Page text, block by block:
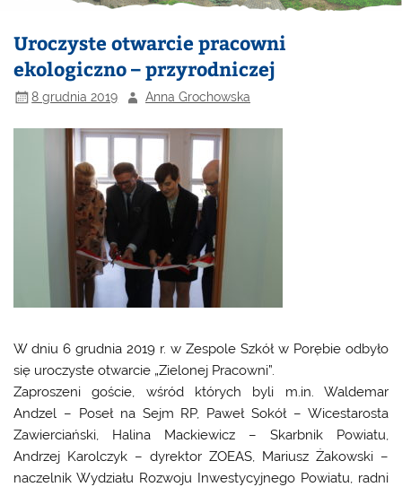
Uroczyste otwarcie pracowni
ekologiczno – przyrodniczej
8 grudnia 2019 Anna Grochowska
W dniu 6 grudnia 2019 r. w Zespole Szkół w Porębie odbyło
się uroczyste otwarcie „Zielonej Pracowni”.
Zaproszeni goście, wśród których byli m.in. Waldemar
Andzel – Poseł na Sejm RP, Paweł Sokół – Wicestarosta
Zawierciański, Halina Mackiewicz – Skarbnik Powiatu,
Andrzej Karolczyk – dyrektor ZOEAS, Mariusz Żakowski –
naczelnik Wydziału Rozwoju Inwestycyjnego Powiatu, radni